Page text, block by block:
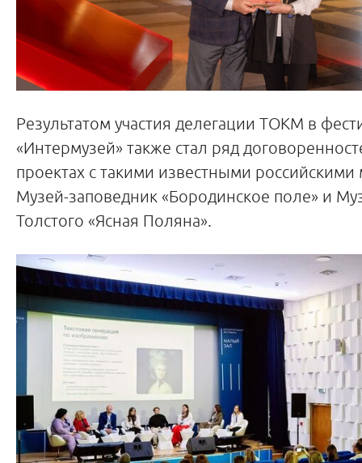
Результатом участия делегации ТОКМ в
«Интермузей» также стал ряд
проектах с такими известными российскими
Музей-заповедник «Бородинское поле» и
Толстого «Ясная Поляна».